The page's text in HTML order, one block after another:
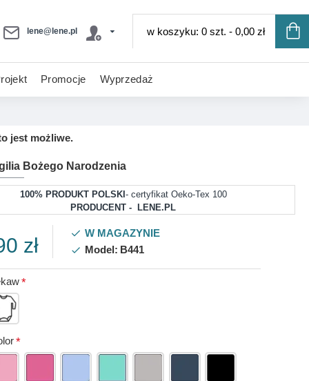
lene@lene.pl w koszyku: 0 szt. - 0,00 zł
Promocje Wyprzedaż
jest możliwe.
Bożego Narodzenia
100% PRODUKT POLSKI - certyfikat Oeko-Tex 100
PRODUCENT - LENE.PL
zł
W MAGAZYNIE
Model: B441